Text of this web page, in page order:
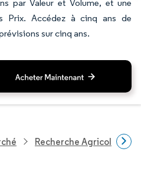
par Valeur et Volume, et une
Prix. Accédez à cinq ans de
sur cinq ans.
Recherche Agricole